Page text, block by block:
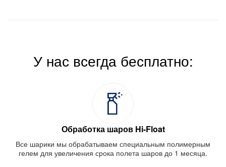
У нас всегда бесплатно:
Обработка шаров Hi-Float
Все шарики мы обрабатываем специальным полимерным
гелем для увеличения срока полета шаров до 1 месяца.